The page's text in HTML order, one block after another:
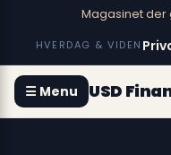
Magasinet
HVERDAG & VIDEN
☰ Menu USD